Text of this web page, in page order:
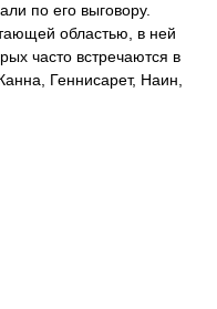
по его выговору.
областью, в ней
часто встречаются в
Геннисарет, Наин,